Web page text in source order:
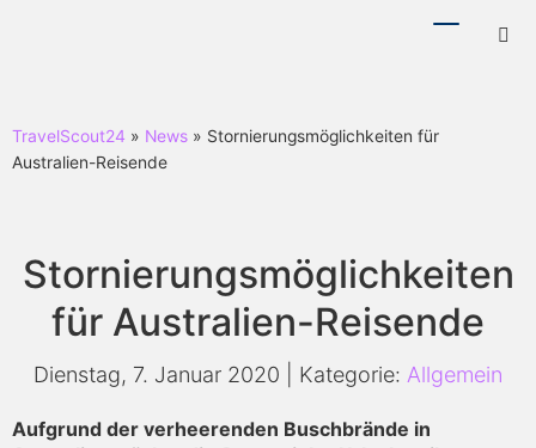
TravelScout24 » News » Stornierungsmöglichkeiten für
Australien-Reisende
Stornierungsmöglichkeiten
für Australien-Reisende
Dienstag, 7. Januar 2020 | Kategorie: Allgemein
Aufgrund der verheerenden Buschbrände in